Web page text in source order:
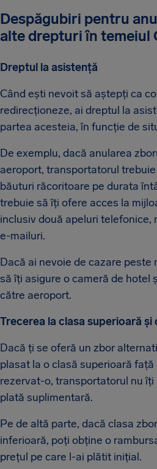
Despăgubiri pentru
alte drepturi în temeiul
Dreptul la asistență
Când ești nevoit să aștepți ca
redirecționeze, ai dreptul la
partea acesteia, în funcție de
De exemplu, dacă anularea
aeroport, transportatorul
băuturi răcoritoare pe durata
trebuie să îți ofere acces la
inclusiv două apeluri telefonice,
e-mailuri.
Dacă ai nevoie de cazare peste
să îți asigure o cameră de hotel
către aeroport.
Trecerea la clasa superioară și
Dacă ți se oferă un zbor
plasat la o clasă superioară față
rezervat-o, transportatorul nu
plată suplimentară.
Pe de altă parte, dacă clasa
inferioară, poți obține o
prețul pe care l-ai plătit inițial.